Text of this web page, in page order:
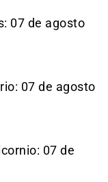
07 de agosto
07 de agosto
07 de